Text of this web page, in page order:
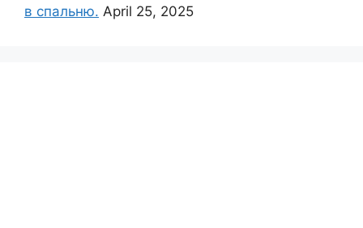
в спальню. April 25, 2025